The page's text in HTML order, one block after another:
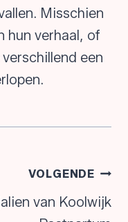
Misschien
hun verhaal, of
een
VOLGENDE
van Koolwijk